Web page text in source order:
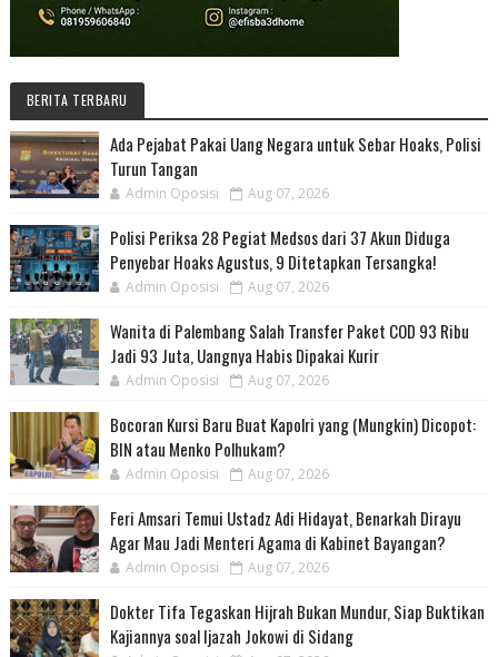
BERITA TERBARU
Ada Pejabat Pakai Uang Negara untuk Sebar Hoaks, Polisi
Turun Tangan
Admin Oposisi Aug 07, 2026
Polisi Periksa 28 Pegiat Medsos dari 37 Akun Diduga
Penyebar Hoaks Agustus, 9 Ditetapkan Tersangka!
Admin Oposisi Aug 07, 2026
Wanita di Palembang Salah Transfer Paket COD 93 Ribu
Jadi 93 Juta, Uangnya Habis Dipakai Kurir
Admin Oposisi Aug 07, 2026
Bocoran Kursi Baru Buat Kapolri yang (Mungkin) Dicopot:
BIN atau Menko Polhukam?
Admin Oposisi Aug 07, 2026
Feri Amsari Temui Ustadz Adi Hidayat, Benarkah Dirayu
Agar Mau Jadi Menteri Agama di Kabinet Bayangan?
Admin Oposisi Aug 07, 2026
Dokter Tifa Tegaskan Hijrah Bukan Mundur, Siap Buktikan
Kajiannya soal Ijazah Jokowi di Sidang